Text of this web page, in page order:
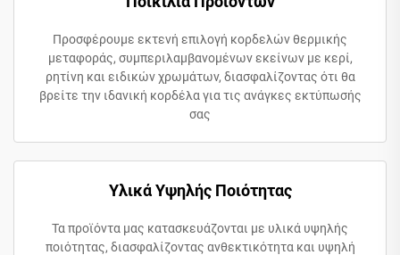
Προσφέρουμε εκτενή επιλογή κορδελών θερμικής
μεταφοράς, συμπεριλαμβανομένων εκείνων με κερί,
ρητίνη και ειδικών χρωμάτων, διασφαλίζοντας ότι θα
βρείτε την ιδανική κορδέλα για τις ανάγκες εκτύπωσής
σας
Υλικά Υψηλής Ποιότητας
Τα προϊόντα μας κατασκευάζονται με υλικά υψηλής
ποιότητας, διασφαλίζοντας ανθεκτικότητα και υψηλή